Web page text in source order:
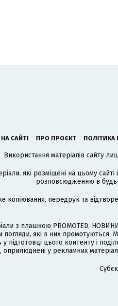
САЙТІ ПРО ПРОЄКТ ПОЛІТИКА
Використання матеріалів сайту
які розміщені на цьому
розповсюдженню в будь-
копіювання, передрук та
з плашкою PROMOTED,
погляди, які в них
у підготовці цього контенту і
у рекламних